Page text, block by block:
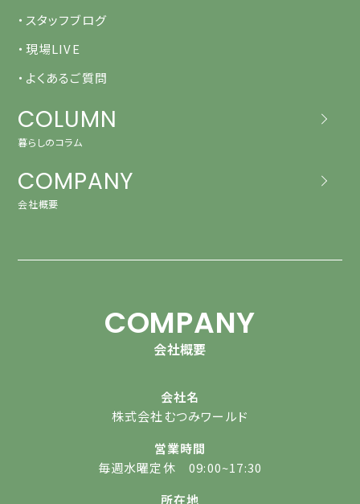
・スタッフブログ
・現場LIVE
・よくあるご質問
COLUMN
暮らしのコラム
COMPANY
会社概要
COMPANY
会社概要
会社名
株式会社むつみワールド
営業時間
毎週水曜定休 09:00~17:30
所在地